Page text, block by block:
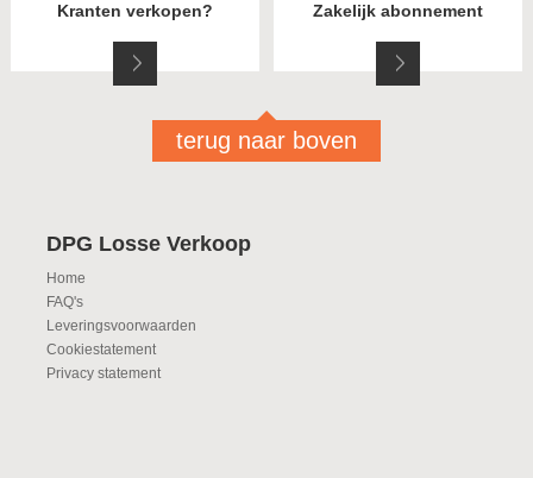
Kranten verkopen? Zakelijk abonnement
terug naar boven
DPG Losse Verkoop
Home
FAQ's
Leveringsvoorwaarden
Cookiestatement
Privacy statement